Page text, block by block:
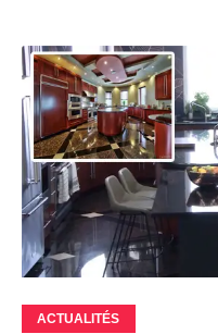
ACTUALITÉS